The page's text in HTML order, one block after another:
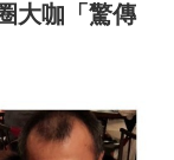
大咖「驚傳